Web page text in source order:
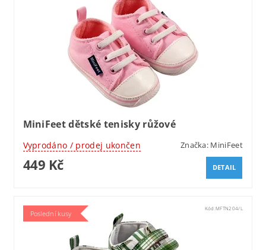
MiniFeet dětské tenisky růžové
Vyprodáno / prodej ukončen Značka: MiniFeet
449 Kč DETAIL
Poslední kusy
Kód:MFTN204/L